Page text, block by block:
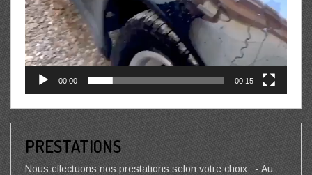
00:00 00:15
PRESTATIONS
Nous effectuons nos prestations selon votre choix : - Au